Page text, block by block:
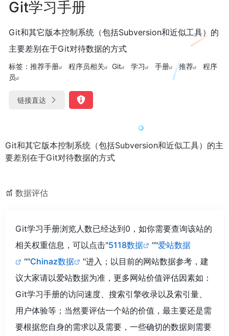
Git学习手册
Git和其它版本控制系统（包括Subversion和近似工具）的
主要差别在于Git对待数据的方式
标签： 推荐手册 程序员相关 Git 学习 手册 推荐
程序
员
链接直达
Git和其它版本控制系统（包括Subversion和近似工具）的主
要差别在于Git对待数据的方式
数据评估
Git学习手册浏览人数已经达到0，如你需要查询该站的
相关权重信息，可以点击"5118数据 ""爱站数据
""Chinaz数据
"进入；以目前的网站数据参考，建
议大家请以爱站数据为准，更多网站价值评估因素如：
Git学习手册的访问速度、搜索引擎收录以及索引量、
用户体验等；当然要评估一个站的价值，最主要还是需
要根据您自身的需求以及需要，一些确切的数据则需要